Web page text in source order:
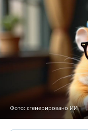
Фото: сгенерировано ИИ